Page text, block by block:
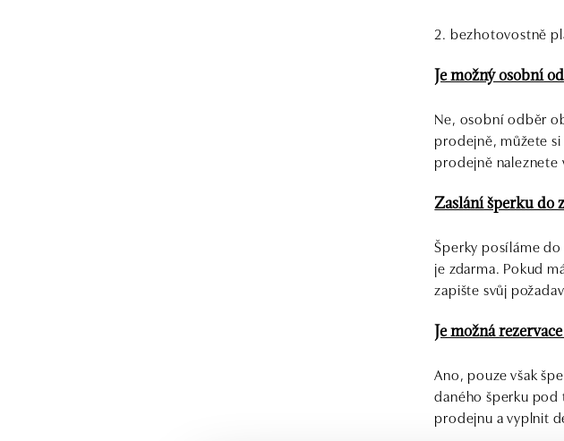
2. bezhotovostně
Je možný osobní
Ne, osobní odběr
prodejně, můžete
prodejně
Zaslání šperku do
Šperky posíláme
je zdarma. Pokud
zapište svůj
Je možná
Ano, pouze však
daného šperku pod
prodejnu a vyplnit